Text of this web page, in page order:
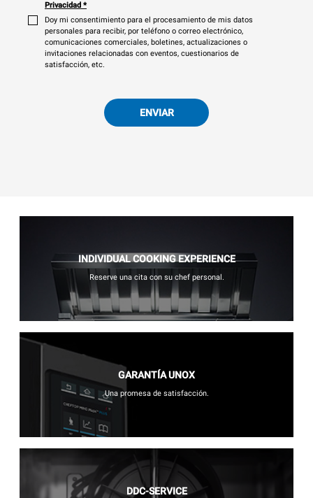
Privacidad *
Doy mi consentimiento para el procesamiento de mis datos
personales para recibir, por teléfono o correo electrónico,
comunicaciones comerciales, boletines, actualizaciones o
invitaciones relacionadas con eventos, cuestionarios de
satisfacción, etc.
ENVIAR
INDIVIDUAL COOKING EXPERIENCE
Reserve una cita con su chef personal.
GARANTÍA UNOX
Una promesa de satisfacción.
DDC-SERVICE